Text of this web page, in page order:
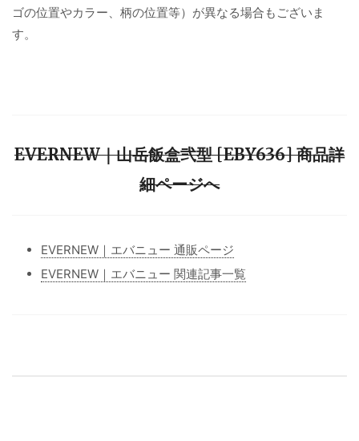
ゴの位置やカラー、柄の位置等）が異なる場合もございま
す。
EVERNEW｜山岳飯盒弐型 [EBY636] 商品詳
細ページへ
EVERNEW｜エバニュー 通販ページ
EVERNEW｜エバニュー 関連記事一覧